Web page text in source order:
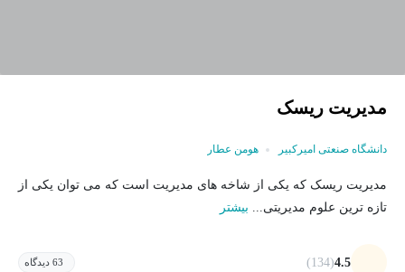
مدیریت ریسک
دانشگاه صنعتی امیرکبیر هومن عطار
مدیریت ریسک که یکی از شاخه های مدیریت است که می توان یکی از
تازه ترین علوم مدیریتی... بیشتر
4.5
(134) 63 دیدگاه